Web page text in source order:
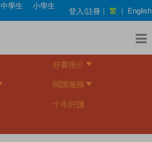
中學生
小學生
登入/註冊 | 繁 | English
好書推介
閱讀服務
十本好讀